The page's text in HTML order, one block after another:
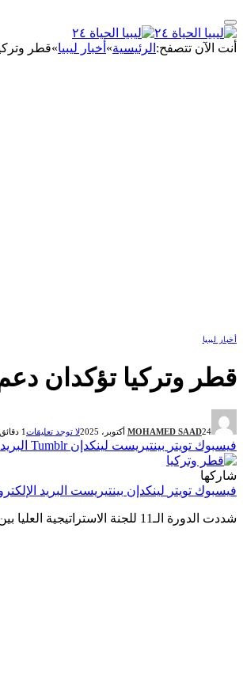
أنت الآن تتصفح: الرئيسية» أخبار ليبيا»قطر
أخبار ليبيا
قطر وتركيا تؤكدان
MOHAMED SAAD24 أكتوبر، 2025 لا توجد تعليقات1 دقائق
فيسبوك تويتر بينتيريست لينكدإن Tumblr
شاركها
فيسبوك تويتر لينكدإن بينتيريست البريد
شددت الدورة الـ11 للجنة الاستراتيجية العليا بين قطر وتركيا خلال بيان مشترك أن الدولتان على التزامهما بسيادة ليبيا ووحدة أراضيها.